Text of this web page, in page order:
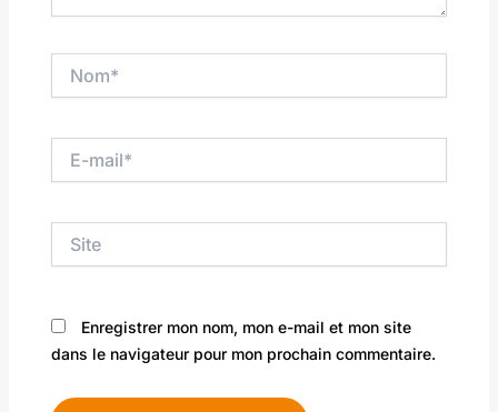
mail*
Enregistrer mon nom, mon e-mail et mon site
dans le navigateur pour mon prochain commentaire.